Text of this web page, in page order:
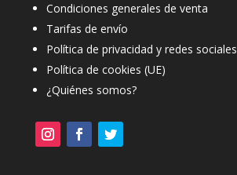
Condiciones generales de venta
Tarifas de envío
Política de privacidad y redes sociales
Política de cookies (UE)
¿Quiénes somos?